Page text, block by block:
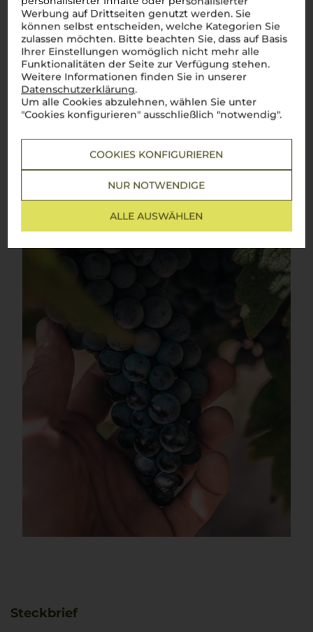
Werbung auf Drittseiten genutzt werden. Sie
können selbst entscheiden, welche Kategorien Sie
zulassen möchten. Bitte beachten Sie, dass auf Basis
Ihrer Einstellungen womöglich nicht mehr alle
Funktionalitäten der Seite zur Verfügung stehen.
Weitere Informationen finden Sie in unserer
Datenschutzerklärung.
Um alle Cookies abzulehnen, wählen Sie unter
"Cookies konfigurieren" ausschließlich "notwendig".
COOKIES KONFIGURIEREN
NUR NOTWENDIGE
ALLE AUSWÄHLEN
Klassiker der toskanischen Weinkultur – elegant, vielseitig
und unverwechselbar
Sangiovese , tief verwurzelt in den sanften Hügeln der
Toskana, ist der Inbegriff italienischer Weintradition. Mit
seinen Aromen von reifen Kirschen, feinen Kräutern und einer
eleganten Würze spiegelt er die Vielfalt und Schönheit der
Region wider. Dieservino rosso
ausgewogene Struktur, die ihn zu einem vielseitigen
Begleiter macht – sei es zu einer herzhaftenPappa al
, einem zarten
ist mitten im Herzen Italiens.Cin cin!
Mehr Weine der Rebsorte Sangiovese
Steckbrief